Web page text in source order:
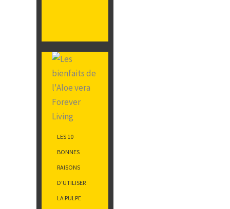
LES 10
BONNES
RAISONS
D’UTILISER
LA PULPE